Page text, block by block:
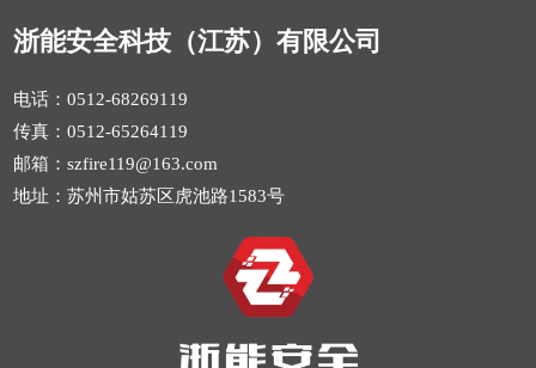
浙能安全科技（江苏）有限公司
电话：0512-68269119
传真：0512-65264119
邮箱：szfire119@163.com
地址：苏州市姑苏区虎池路1583号